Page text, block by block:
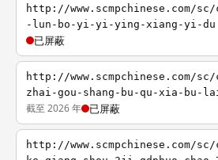
http://www.scmpchinese.com/
-lun-bo-yi-yi-ying-xiang-yi-du
已屏蔽
http://www.scmpchinese.com/
zhai-gou-shang-bu-qu-xia-bu-
截至 2026 年 已屏蔽
http://www.scmpchinese.com/